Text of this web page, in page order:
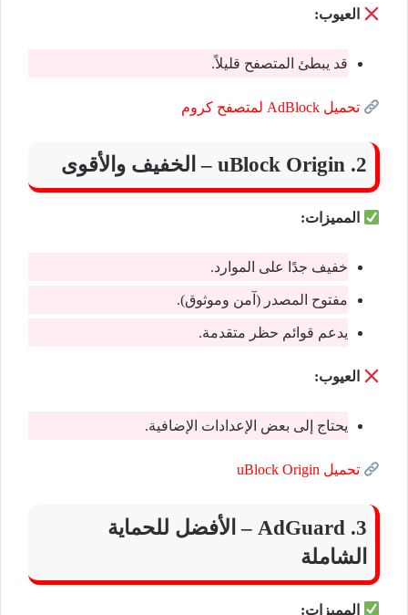
العيوب:
قد يبطئ المتصفح قليلاً.
تحميل AdBlock لمتصفح كروم
2. uBlock Origin – الخفيف والأقوى
المميزات:
خفيف جدًا على الموارد.
مفتوح المصدر (آمن وموثوق).
يدعم قوائم حظر متقدمة.
العيوب:
يحتاج إلى بعض الإعدادات الإضافية.
تحميل uBlock Origin
3. AdGuard – الأفضل للحماية
الشاملة
المميزات: